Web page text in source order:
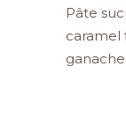
Pâte
caramel